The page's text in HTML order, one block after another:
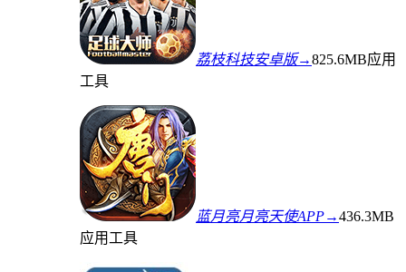
荔枝科技安卓版→825.6MB应用
工具
蓝月亮月亮天使APP→436.3MB
应用工具